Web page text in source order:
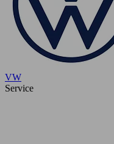
VW
Service